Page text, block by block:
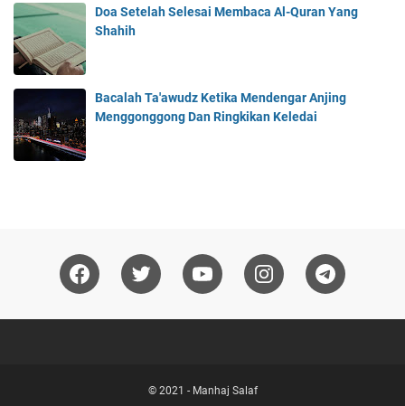
Doa Setelah Selesai Membaca Al-Quran Yang
Shahih
Bacalah Ta'awudz Ketika Mendengar Anjing
Menggonggong Dan Ringkikan Keledai
© 2021 - Manhaj Salaf